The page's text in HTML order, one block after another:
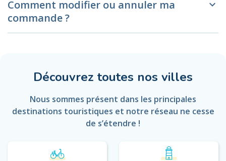
Comment modifier ou annuler ma
commande ?
keyboard_arrow_down
Découvrez toutes nos villes
Nous sommes présent dans les principales
destinations touristiques et notre réseau ne cesse
de s’étendre !